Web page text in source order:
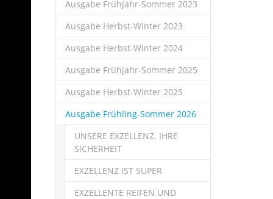
Ausgabe Frühjahr-Sommer 2023
Ausgabe Herbst-Winter 2023
Ausgabe Herbst-Winter 2024
Ausgabe Frühjahr-Sommer 2025
Ausgabe Herbst-Winter 2025
Ausgabe Frühling-Sommer 2026
UNSERE EXZELLENZ. IHRE
SICHERHEIT
EXZELLENZ IST SUPER
EXZELLENTE REIFEN UND